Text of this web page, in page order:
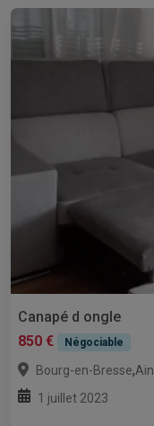
Canapé d ongle
850 €
Négociable
Bourg-en-Bresse,Ain
1 juillet 2023